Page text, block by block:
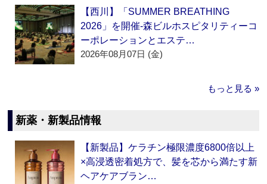
【西川】「SUMMER BREATHING
2026」を開催‐森ビルホスピタリティーコ
ーポレーションとエステ…
2026年08月07日 (金)
もっと見る »
新薬・新製品情報
【新製品】ケラチン極限濃度6800倍以上
×高浸透密着処方で、髪を芯から満たす新
ヘアケアブラン…